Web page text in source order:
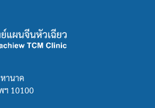
านาค
ฯ 10100